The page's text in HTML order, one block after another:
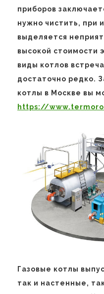
приборов
нужно чистить, при
выделяется
высокой стоимости
виды котлов
достаточно редко.
котлы в Москве вы
https://
Газовые котлы
так и настенные,